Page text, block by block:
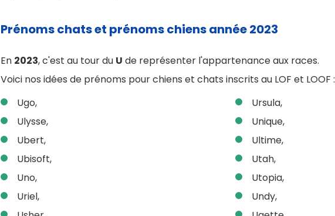
Prénoms chats et prénoms chiens année 2023
En 2023, c'est au tour du U de représenter l'appartenance aux races.
Voici nos idées de prénoms pour chiens et chats inscrits au LOF et LOOF :
Ugo,
Ulysse,
Ubert,
Ubisoft,
Uno,
Uriel,
Ursula,
Unique,
Ultime,
Utah,
Utopia,
Undy,